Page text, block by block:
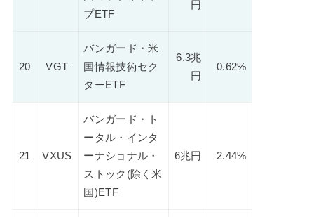
プETF
円
20 VGT
バンガード・米
国情報技術セク
ターETF
6.3兆
円
0.62%
21 VXUS
バンガード・ト
ータル・インタ
ーナショナル・
ストック(除く米
国)ETF
6兆円 2.44%